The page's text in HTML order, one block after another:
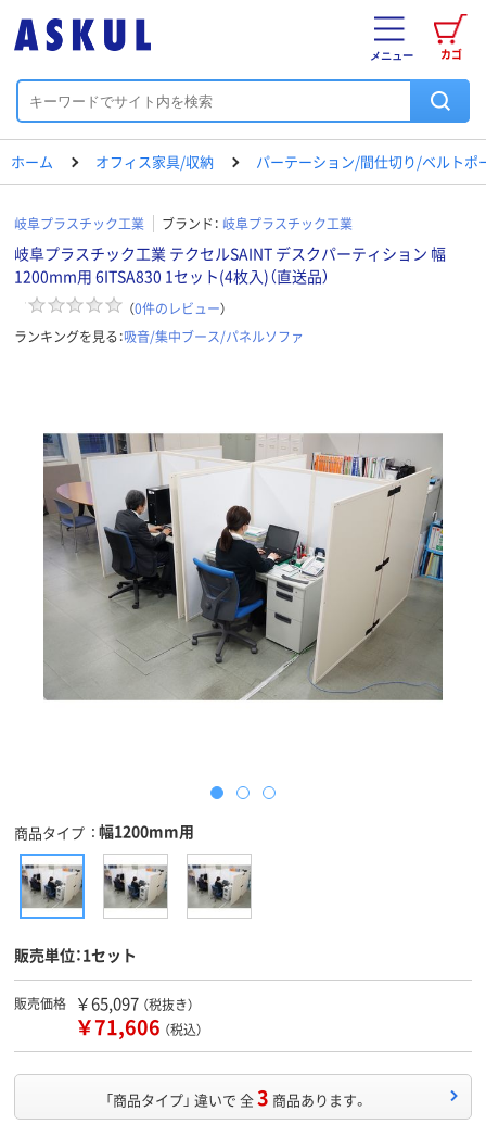
カゴ
メニュー
ホーム オフィス家具/収納 パーテーション/間仕切り/ベルトポ
岐阜プラスチック工業 ブランド： 岐阜プラスチック工業
岐阜プラスチック工業 テクセルSAINT デスクパーティション 幅
1200mm用 6ITSA830 1セット(4枚入)（直送品）
（0件のレビュー）
ランキングを見る：吸音/集中ブース/パネルソファ
商品タイプ 幅1200mm用
販売単位：1セット
販売価格 ￥65,097 （税抜き）
￥71,606 （税込）
「商品タイプ」 違いで 全3 商品あります。